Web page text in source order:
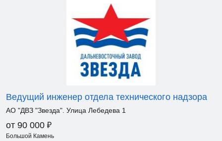
Ведущий инженер отдела технического надзора
АО "ДВЗ "Звезда". Улица Лебедева 1
от 90 000 ₽
Большой Камень